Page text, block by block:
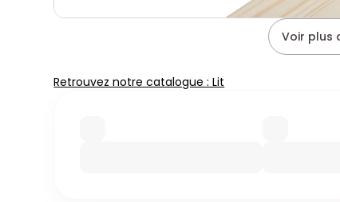
Voir plus
Retrouvez notre catalogue : Lit